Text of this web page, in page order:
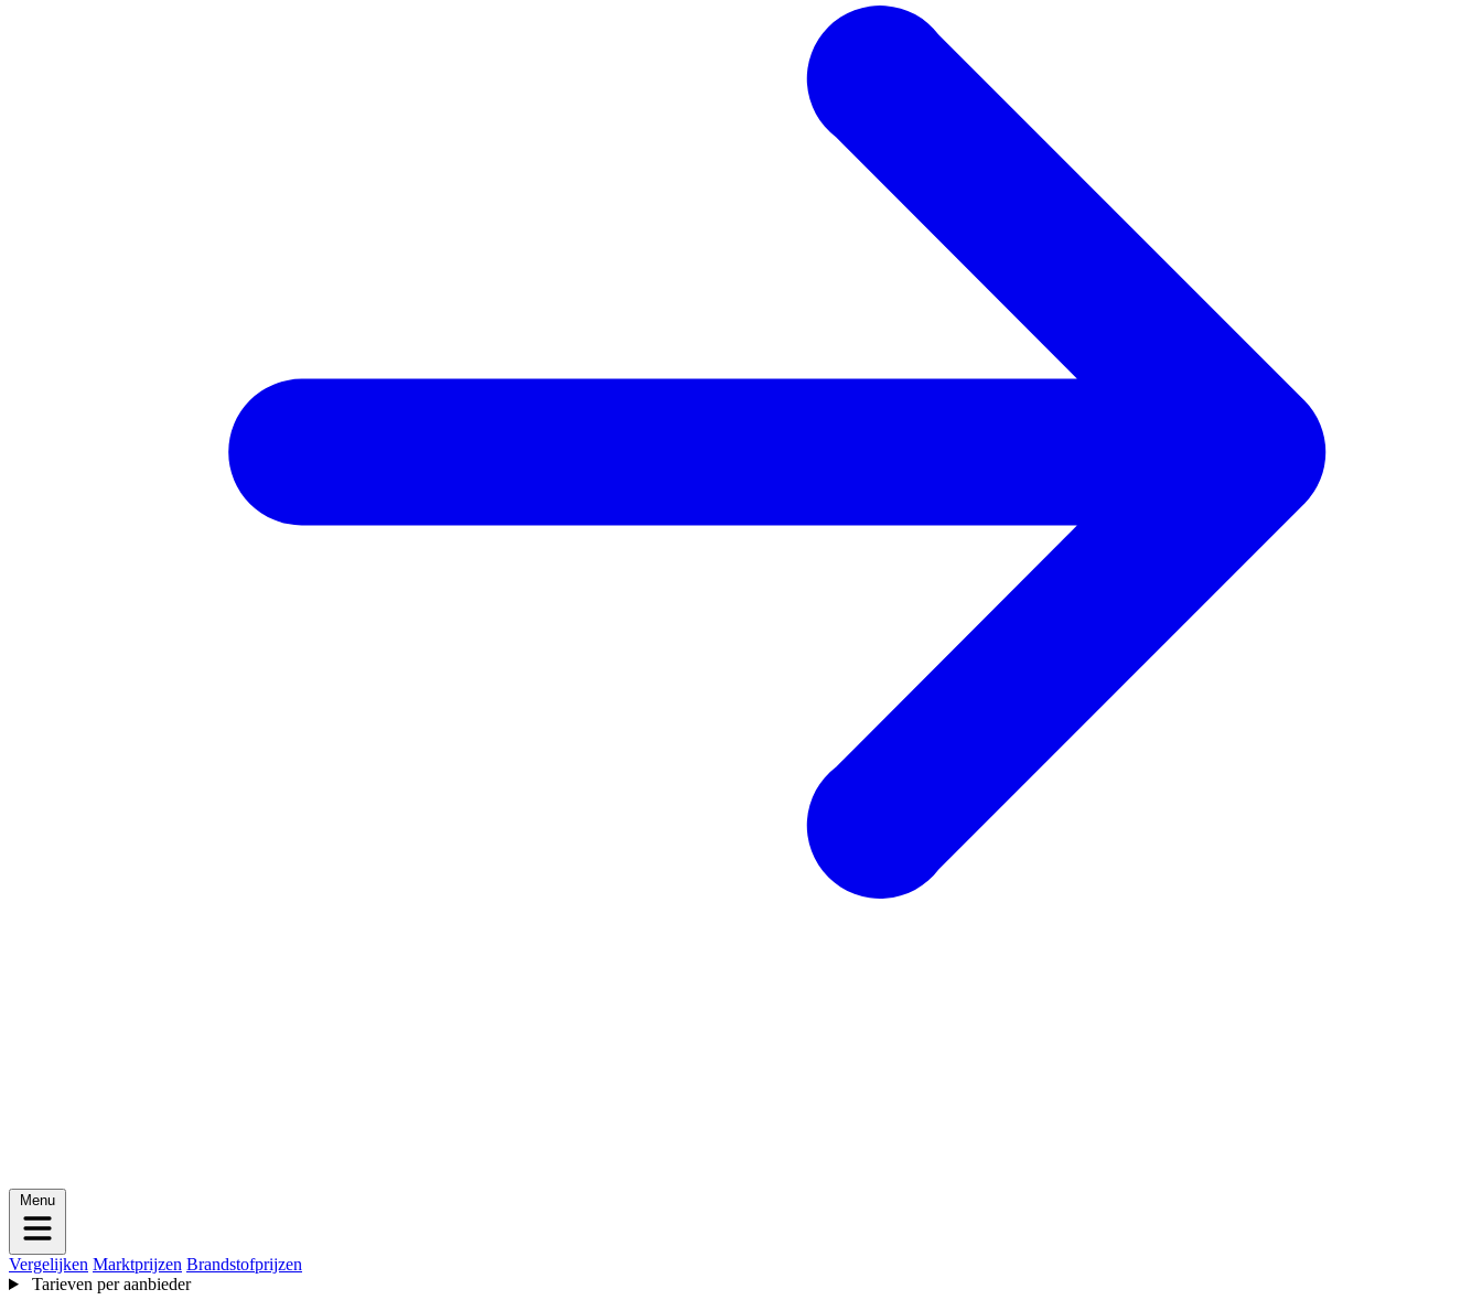
Menu
Vergelijken Marktprijzen Brandstofprijzen
Tarieven per aanbieder